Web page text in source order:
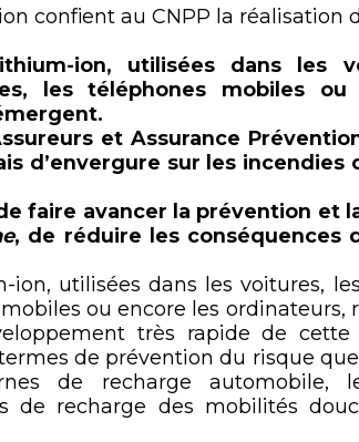
confient au CNPP la réalisation
ion, utilisées dans les
les téléphones mobiles ou
et Assurance
d’envergure sur les
faire avancer la prévention et
, de réduire les conséquences
utilisées dans les voitures,
ou encore les ordinateurs,
très rapide de cette
de prévention du risque
de recharge automobile,
de recharge des mobilités